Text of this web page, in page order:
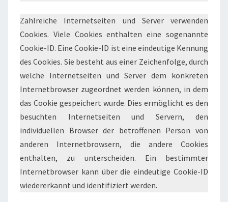
Zahlreiche Internetseiten und Server verwenden
Cookies. Viele Cookies enthalten eine sogenannte
Cookie-ID. Eine Cookie-ID ist eine eindeutige Kennung
des Cookies. Sie besteht aus einer Zeichenfolge, durch
welche Internetseiten und Server dem konkreten
Internetbrowser zugeordnet werden können, in dem
das Cookie gespeichert wurde. Dies ermöglicht es den
besuchten Internetseiten und Servern, den
individuellen Browser der betroffenen Person von
anderen Internetbrowsern, die andere Cookies
enthalten, zu unterscheiden. Ein bestimmter
Internetbrowser kann über die eindeutige Cookie-ID
wiedererkannt und identifiziert werden.